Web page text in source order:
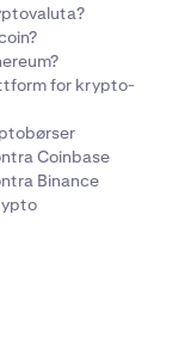
for krypto-
Coinbase
Binance